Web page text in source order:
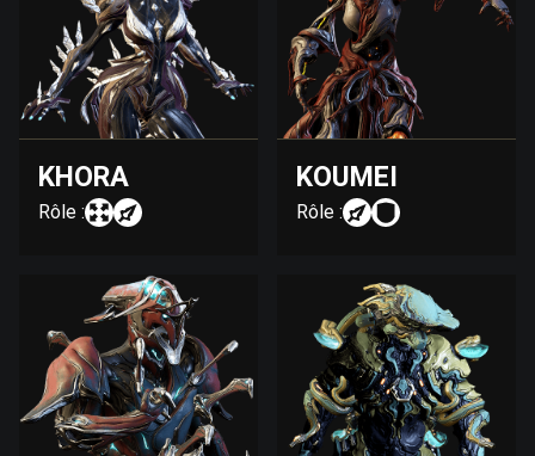
KHORA
Rôle :
KOUMEI
Rôle :